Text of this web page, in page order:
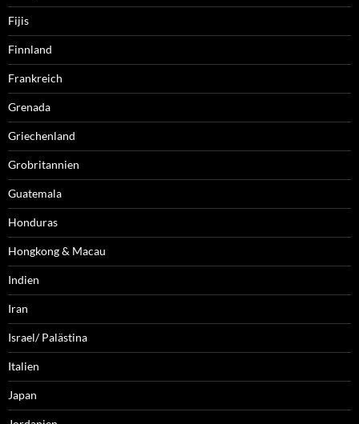
Fijis
Finnland
Frankreich
Grenada
Griechenland
Grobritannien
Guatemala
Honduras
Hongkong & Macau
Indien
Iran
Israel/ Palästina
Italien
Japan